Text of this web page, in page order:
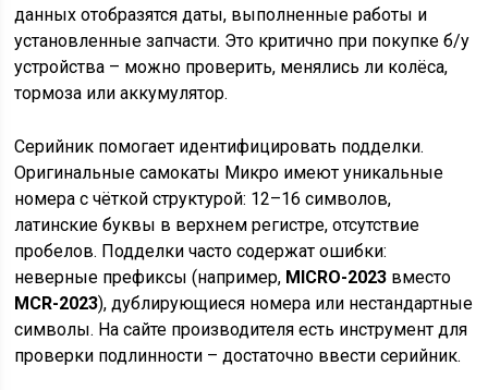
данных отобразятся даты, выполненные работы и
установленные запчасти. Это критично при покупке б/у
устройства – можно проверить, менялись ли колёса,
тормоза или аккумулятор.
Серийник помогает идентифицировать подделки.
Оригинальные самокаты Микро имеют уникальные
номера с чёткой структурой: 12–16 символов,
латинские буквы в верхнем регистре, отсутствие
пробелов. Подделки часто содержат ошибки:
неверные префиксы (например, MICRO-2023 вместо
MCR-2023), дублирующиеся номера или нестандартные
символы. На сайте производителя есть инструмент для
проверки подлинности – достаточно ввести серийник.